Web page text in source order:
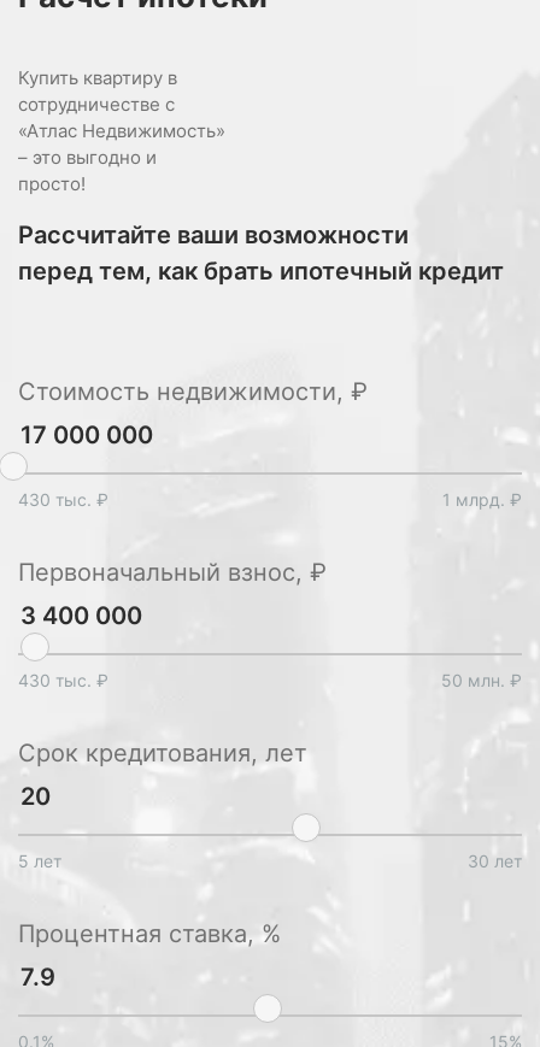
Купить квартиру в
сотрудничестве с
«Атлас Недвижимость»
– это выгодно и
просто!
Рассчитайте ваши возможности
перед тем, как брать ипотечный кредит
Стоимость недвижимости, ₽
430 тыс. ₽ 1 млрд. ₽
Первоначальный взнос, ₽
430 тыс. ₽ 50 млн. ₽
Срок кредитования, лет
5 лет 30 лет
Процентная ставка, %
0.1% 15%